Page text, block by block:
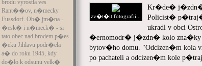
brodu vyrostla ves
Rant��ov, n�mecky
Fussdorf. Ob� jm�na -
�esk� i n�meck� - si
tato obec nad brodem p�es
�eku Jihlavu podr�ela
a� do roku 1945, kdy
do�lo k odsunu velk�
zv�t�it fotografii...
Kr�de�
Policist�
ukradl v obci
�ernomodr� j�zdn� kolo zna�ky
bytov�ho domu. "Odcizen�m kola
po pachateli a odcizen�m kole